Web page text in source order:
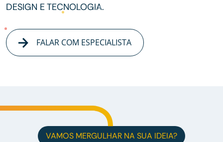
DESIGN E TECNOLOGIA.
FALAR COM ESPECIALISTA
VAMOS MERGULHAR NA SUA IDEIA?